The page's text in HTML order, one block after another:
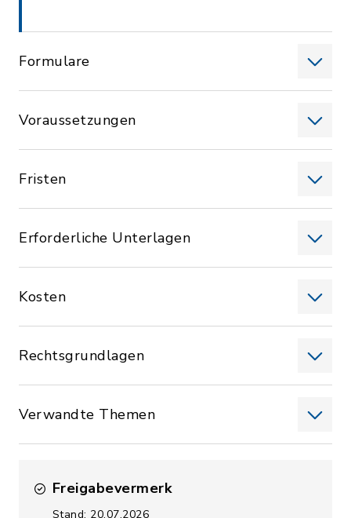
Formulare
Voraussetzungen
Fristen
Erforderliche Unterlagen
Kosten
Rechtsgrundlagen
Verwandte Themen
Freigabevermerk
Stand: 20.07.2026